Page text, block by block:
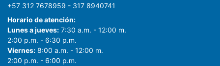
+57 312 7678959 - 317 8940741
Horario de atención:
Lunes a jueves: 7:30 a.m. - 12:00 m.
2:00 p.m. - 6:30 p.m.
Viernes: 8:00 a.m. - 12:00 m.
2:00 p.m. - 6:00 p.m.